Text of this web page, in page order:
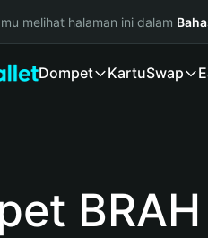
melihat halaman ini dalam
Dompet KartuSwap
BRAH